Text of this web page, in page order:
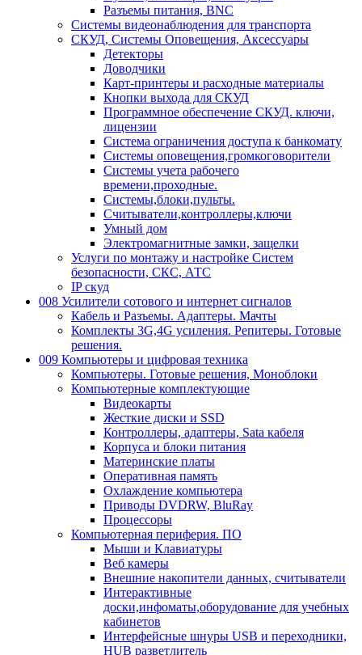
Разъемы питания, BNC
Системы видеонаблюдения для транспорта
СКУД, Системы Оповещения, Аксессуары
Детекторы
Доводчики
Карт-принтеры и расходные материалы
Кнопки выхода для СКУД
Программное обеспечение СКУД. ключи,
лицензии
Система ограничения доступа к банкомату
Системы оповещения,громкоговорители
Системы учета рабочего
времени,проходные.
Системы,блоки,пульты.
Считыватели,контроллеры,ключи
Умный дом
Электромагнитные замки, защелки
Услуги по монтажу и настройке Систем
безопасности, СКС, АТС
IP скуд
008 Усилители сотового и интернет сигналов
Кабель и Разъемы. Адаптеры. Мачты
Комплекты 3G,4G усиления. Репитеры. Готовые
решения.
009 Компьютеры и цифровая техника
Компьютеры. Готовые решения, Моноблоки
Компьютерные комплектующие
Видеокарты
Жесткие диски и SSD
Контроллеры, адаптеры, Sata кабеля
Корпуса и блоки питания
Материнские платы
Оперативная память
Охлаждение компьютера
Приводы DVDRW, BluRay
Процессоры
Компьютерная периферия. ПО
Мыши и Клавиатуры
Веб камеры
Внешние накопители данных, считыватели
Интерактивные
доски,инфоматы,оборудование для учебных
кабинетов
Интерфейсные шнуры USB и переходники,
HUB разветлитель